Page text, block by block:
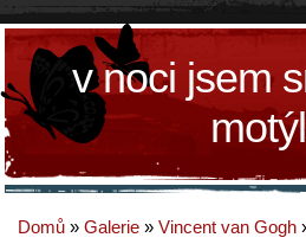
v noci jsem
Domů » Galerie » Vincent van Gogh